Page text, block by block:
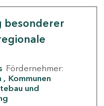
besonderer
Fördernehmer:
Kommunen
und